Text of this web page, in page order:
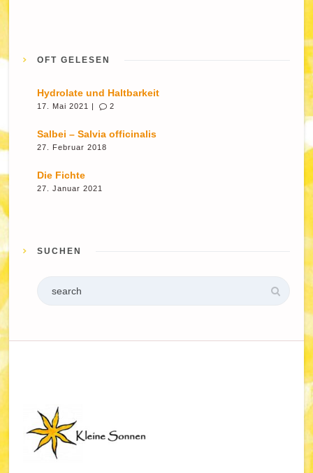
OFT GELESEN
Hydrolate und Haltbarkeit
17. Mai 2021 | 2
Salbei – Salvia officinalis
27. Februar 2018
Die Fichte
27. Januar 2021
SUCHEN